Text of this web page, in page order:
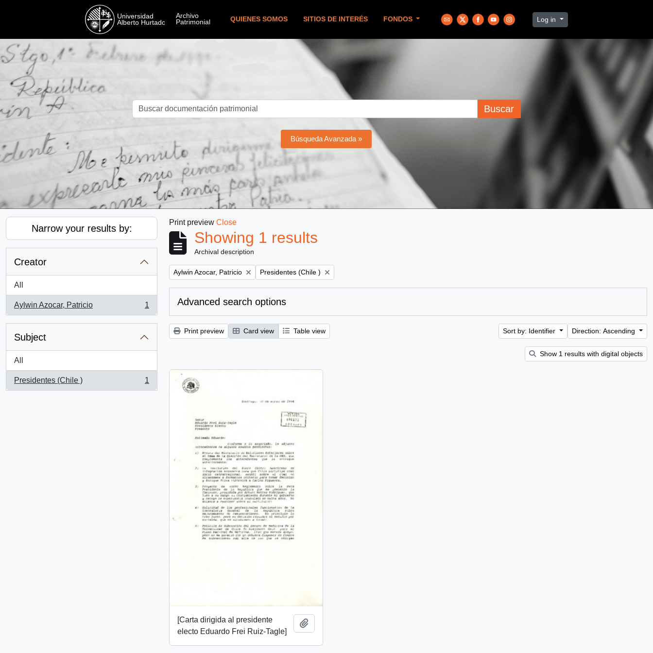
QUIENES SOMOS SITIOS DE INTERÉS FONDOS Log in
Buscar
Búsqueda Avanzada »
Narrow your results by:
Creator
All
Aylwin Azocar, Patricio
, 1 results
1
Subject
All
Presidentes (Chile )
, 1 results
1
Print preview Close
Showing 1 results
Archival description
Remove filter:
Aylwin Azocar, Patricio Remove filter:
Presidentes (Chile )
Advanced search options
Print preview Card view Table view Sort by: Identifier Direction: Ascending
Show 1 results with digital objects
[Carta dirigida al presidente
electo Eduardo Frei Ruiz-Tagle]